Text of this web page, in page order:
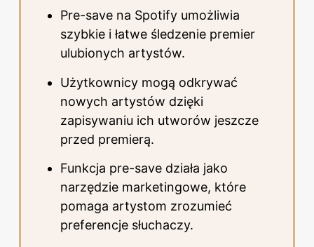
Pre-save na Spotify umożliwia
szybkie i łatwe śledzenie premier
ulubionych artystów.
Użytkownicy mogą odkrywać
nowych artystów dzięki
zapisywaniu ich utworów jeszcze
przed premierą.
Funkcja pre-save działa jako
narzędzie marketingowe, które
pomaga artystom zrozumieć
preferencje słuchaczy.